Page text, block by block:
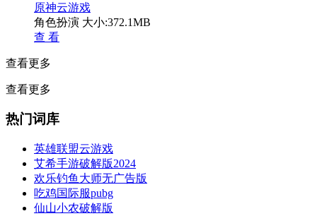
原神云游戏
角色扮演 大小:372.1MB
查 看
查看更多
查看更多
热门词库
英雄联盟云游戏
艾希手游破解版2024
欢乐钓鱼大师无广告版
吃鸡国际服pubg
仙山小农破解版